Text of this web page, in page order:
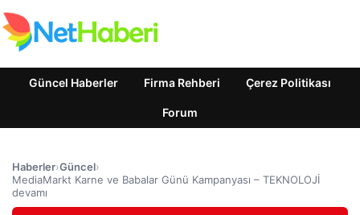
Güncel Haberler Firma Rehberi Çerez Politikası
Forum
Haberler›Güncel›
MediaMarkt Karne ve Babalar Günü Kampanyası – TEKNOLOJİ
devamı